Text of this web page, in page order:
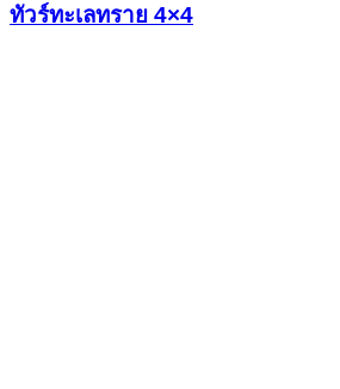
ทัวร์ทะเลทราย 4×4